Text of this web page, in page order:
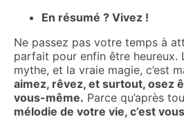
En résumé ? Vivez !
Ne passez pas votre temps à
parfait pour enfin être heureux.
mythe, et la vraie magie, c’est
aimez, rêvez, et surtout, osez
vous-même. Parce qu’après
mélodie de votre vie, c’est